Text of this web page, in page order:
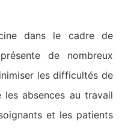
dans le cadre de
de nombreux
les difficultés de
absences au travail
et les patients